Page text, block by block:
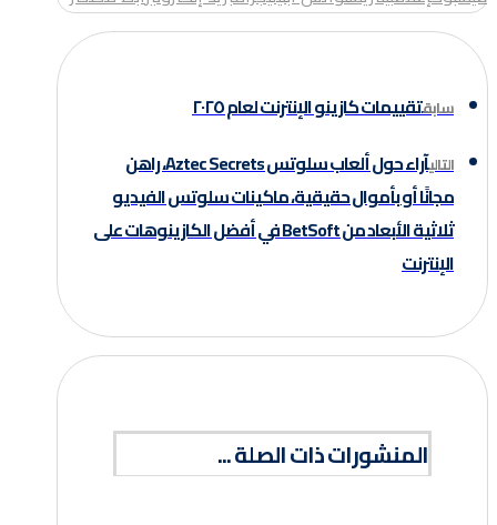
سابقتقييمات كازينو الإنترنت لعام ٢٠٢٥
التالي
آراء حول ألعاب سلوتس Aztec Secrets، راهن
مجانًا أو بأموال حقيقية، ماكينات سلوتس الفيديو
ثلاثية الأبعاد من BetSoft في أفضل الكازينوهات على
الإنترنت
المنشورات ذات الصلة ...